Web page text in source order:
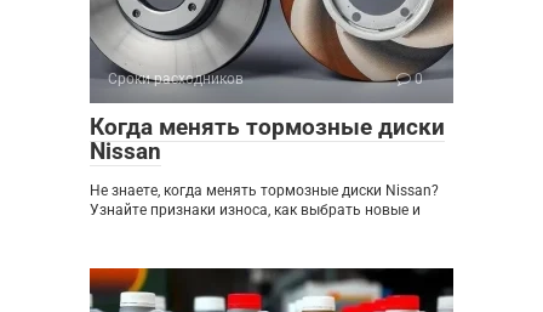
Сроки расходников 0
Когда менять тормозные диски
Nissan
Не знаете, когда менять тормозные диски Nissan?
Узнайте признаки износа, как выбрать новые и